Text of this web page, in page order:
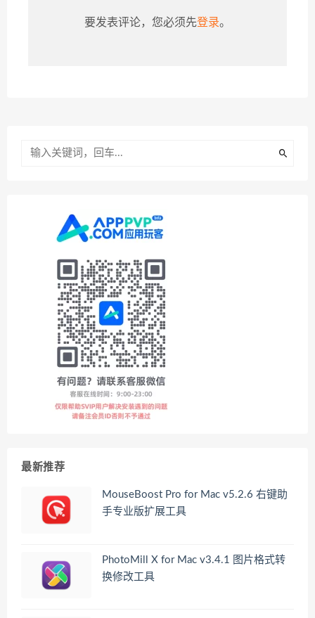
要发表评论，您必须先登录。
最新推荐
MouseBoost Pro for Mac v5.2.6 右键助
手专业版扩展工具
PhotoMill X for Mac v3.4.1 图片格式转
换修改工具